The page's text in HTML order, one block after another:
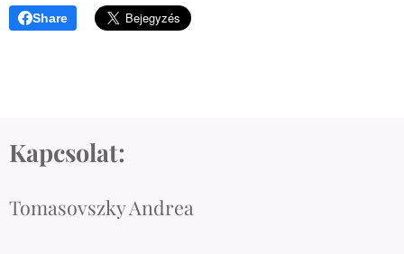
Share
Kapcsolat:
Tomasovszky Andrea